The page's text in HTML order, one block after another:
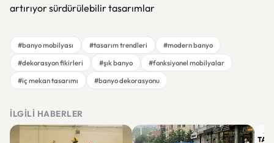
artırıyor sürdürülebilir tasarımlar
#banyo mobilyası #tasarım trendleri
#modern banyo
#dekorasyon fikirleri
#şık banyo
#fonksiyonel mobilyalar
#iç mekan tasarımı
#banyo dekorasyonu
İLGILI HABERLER